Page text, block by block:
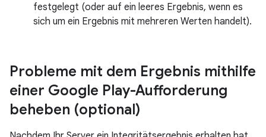
festgelegt (oder auf ein leeres Ergebnis, wenn es
sich um ein Ergebnis mit mehreren Werten handelt).
Probleme mit dem Ergebnis mithilfe
einer Google Play-Aufforderung
beheben (optional)